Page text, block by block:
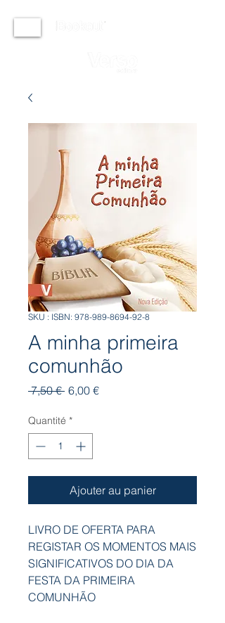
SKU : ISBN: 978-989-8694-92-8
A minha primeira
comunhão
7,50 € Prix
6,00 €Prix
Quantité *
Ajouter au panier
LIVRO DE OFERTA PARA
REGISTAR OS MOMENTOS MAIS
SIGNIFICATIVOS DO DIA DA
FESTA DA PRIMEIRA
COMUNHÃO